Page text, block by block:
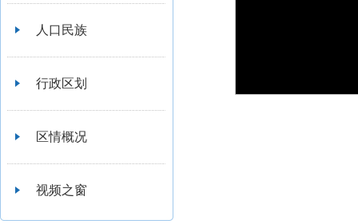
人口民族
行政区划
区情概况
视频之窗